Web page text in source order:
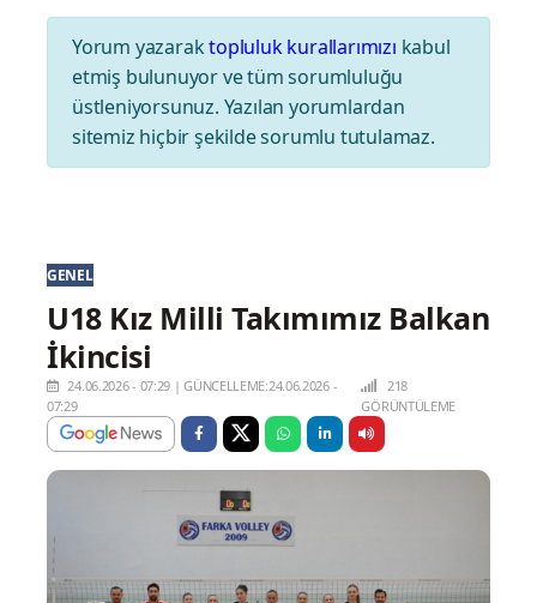
Yorum yazaraktopluluk kurallarımızı kabul
etmiş bulunuyor ve tüm sorumluluğu
üstleniyorsunuz. Yazılan yorumlardan
sitemiz hiçbir şekilde sorumlu tutulamaz.
GENEL
U18 Kız Milli Takımımız Balkan
İkincisi
24.06.2026 - 07:29 |GÜNCELLEME:24.06.2026 -
07:29
218
GÖRÜNTÜLEME